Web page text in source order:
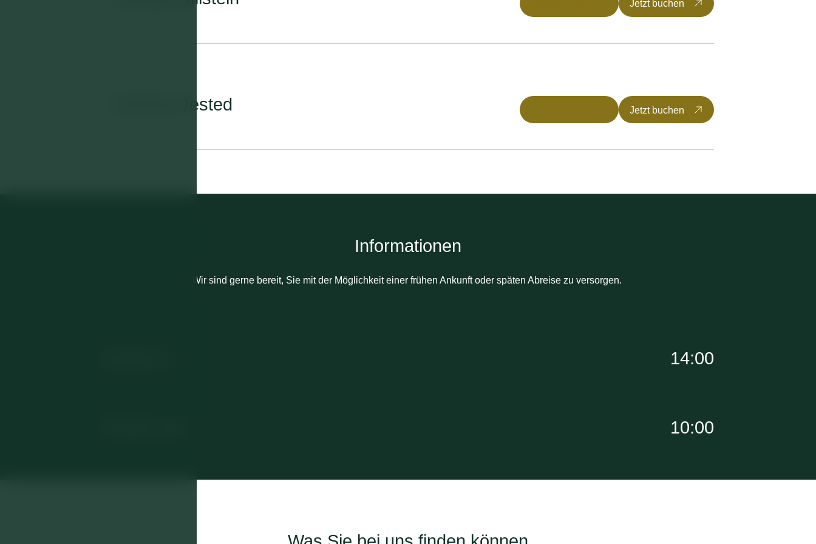
Jetzt buchen
Zimmer Jested Jetzt buchen
Informationen
Wir sind gerne bereit, Sie mit der Möglichkeit einer frühen Ankunft oder späten Abreise zu versorgen.
14:00
10:00